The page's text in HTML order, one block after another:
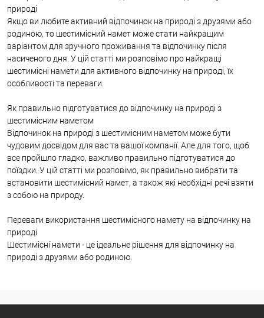
природі
Якщо ви любите активний відпочинок на природі з друзями або
родиною, то шестимісний намет може стати найкращим
варіантом для зручного проживання та відпочинку після
насиченого дня. У цій статті ми розповімо про найкращі
шестимісні намети для активного відпочинку на природі, їх
особливості та переваги.
Як правильно підготуватися до відпочинку на природі з
шестимісним наметом
Відпочинок на природі з шестимісним наметом може бути
чудовим досвідом для вас та вашої компанії. Але для того, щоб
все пройшло гладко, важливо правильно підготуватися до
поїздки. У цій статті ми розповімо, як правильно вибрати та
встановити шестимісний намет, а також які необхідні речі взяти
з собою на природу.
Переваги використання шестимісного намету на відпочинку на
природі
Шестимісні намети - це ідеальне рішення для відпочинку на
природі з друзями або родиною.